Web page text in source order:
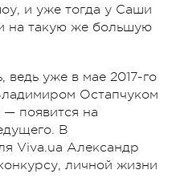
и уже тогда у Саши
на такую же большую
уже в мае 2017-го
Остапчуком
появится на
В
Viva.ua Александр
личной жизни